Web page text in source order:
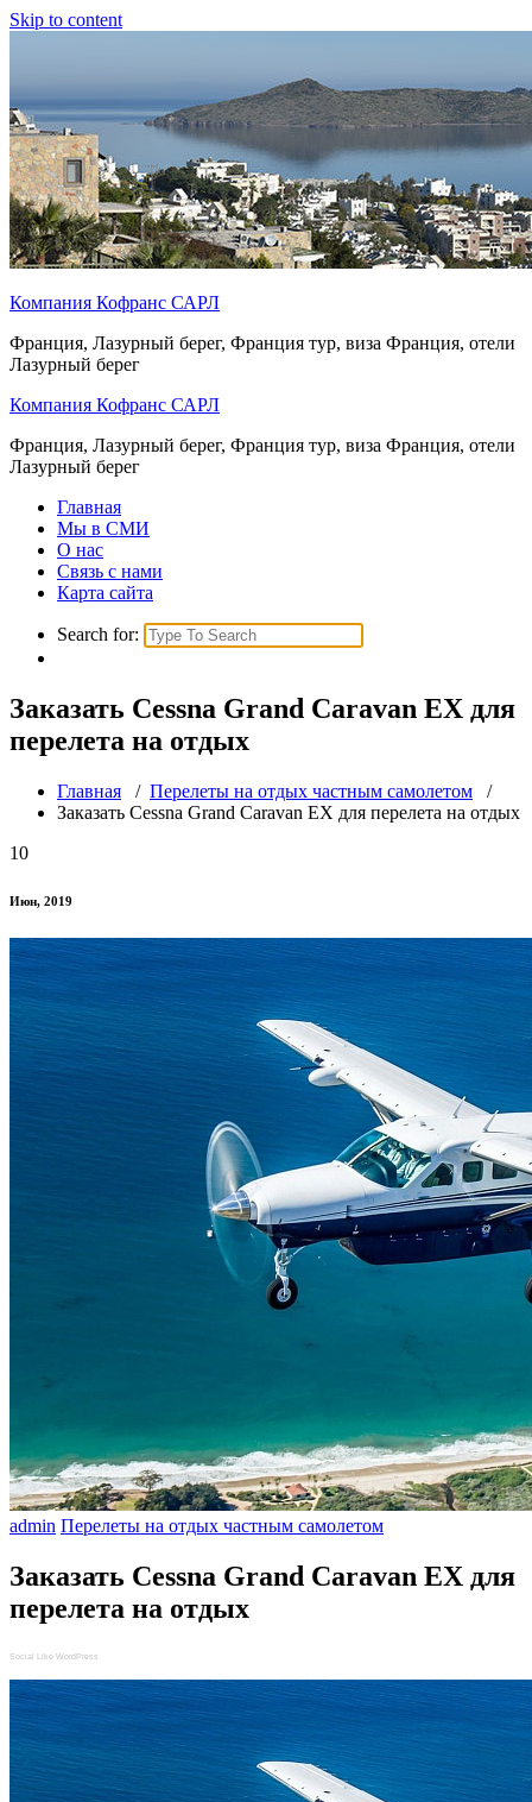
Skip to content
Компания Кофранс САРЛ
Франция, Лазурный берег, Франция тур, виза Франция, отели
Лазурный берег
Компания Кофранс САРЛ
Франция, Лазурный берег, Франция тур, виза Франция, отели
Лазурный берег
Главная
Мы в СМИ
О нас
Связь с нами
Карта сайта
Search for:
Заказать Cessna Grand Caravan EX для
перелета на отдых
Главная / Перелеты на отдых частным самолетом /
Заказать Cessna Grand Caravan EX для перелета на отдых
10
Июн, 2019
admin Перелеты на отдых частным самолетом
Заказать Cessna Grand Caravan EX для
перелета на отдых
Social Like WordPress